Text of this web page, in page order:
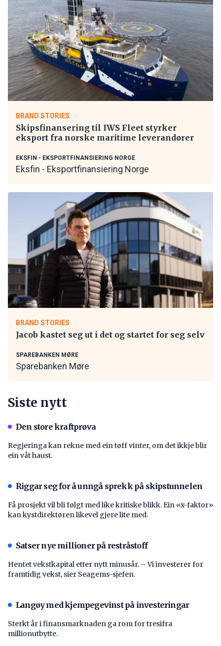
BRAND STORIES
Skipsfinansering til IWS Fleet styrker
eksport fra norske maritime leverandører
EKSFIN - EKSPORTFINANSIERING NORGE
Eksfin - Eksportfinansiering Norge
BRAND STORIES
Jacob kastet seg ut i det og startet for seg selv
SPAREBANKEN MØRE
Sparebanken Møre
Siste nytt
Den store kraftprøva
Regjeringa kan rekne med ein tøff vinter, om det ikkje blir
ein våt haust.
Riggar seg for å unngå sprekk på skipstunnelen
Få prosjekt vil bli følgt med like kritiske blikk. Ein «x-faktor»
kan kystdirektøren likevel gjere lite med.
Satser nye millioner på restråstoff
Hentet vekstkapital etter nytt minusår. – Vi investerer for
framtidig vekst, sier Seagems-sjefen.
Langøy med kjempegevinst på investeringar
Sterkt år i finansmarknaden ga rom for tresifra
millionutbytte.